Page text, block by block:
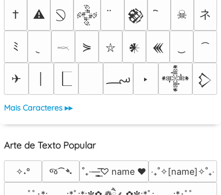
† ⚠ 𒅒 𒆙 ☠ ネ
ﾐ 𓎖 ⋟ ⛥ 𒀭 𒌍
✈ ؄ ‣ 𒀱 𒁷
Mais Caracteres ▸▸
Arte de Texto Popular
✧˖° જ⁀➴ ˚₊·—̳͟͞͞♡ name ♥️ ‎‧₊˚✧[name]✧˚₊‧